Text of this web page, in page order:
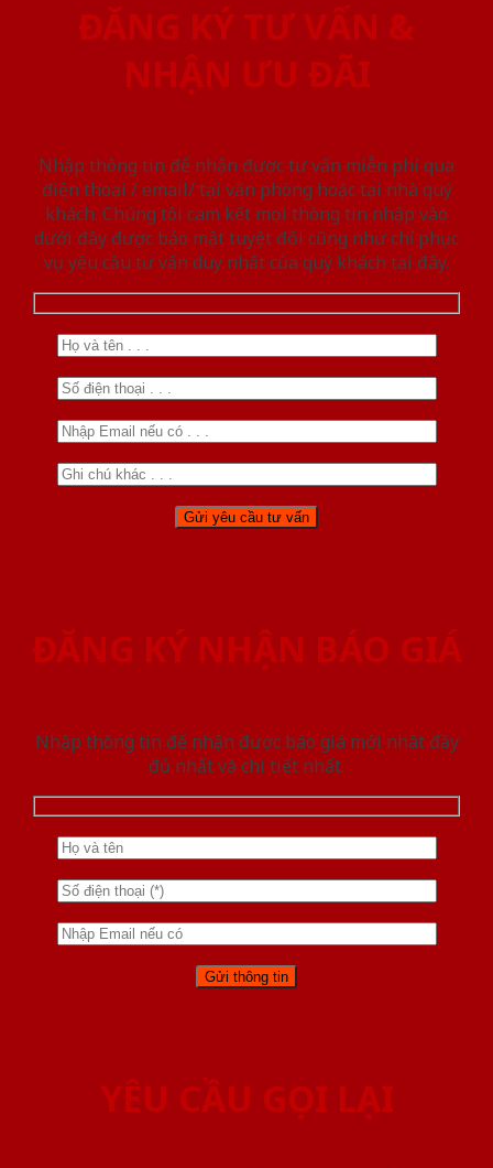
ĐĂNG KÝ TƯ VẤN &
NHẬN ƯU ĐÃI
Nhập thông tin để nhận được tư vấn miễn phí qua
điện thoại / email/ tại văn phòng hoặc tại nhà quý
khách. Chúng tôi cam kết mọi thông tin nhập vào
dưới đây được bảo mật tuyệt đối cũng như chỉ phục
vụ yêu cầu tư vấn duy nhất của quý khách tại đây.
ĐĂNG KÝ NHẬN BÁO GIÁ
Nhập thông tin để nhận được báo giá mới nhât đầy
đủ nhất và chi tiết nhất.
YÊU CẦU GỌI LẠI